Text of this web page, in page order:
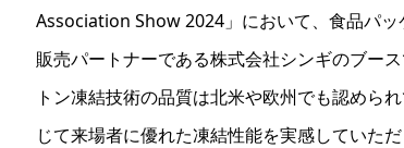
Association Show 2024」において、食品パ
販売パートナーである株式会社シンギのブー
トン凍結技術の品質は北米や欧州でも認めら
じて来場者に優れた凍結性能を実感していた